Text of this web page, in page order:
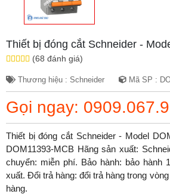
Thiết bị đóng cắt Schneider -
(68 đánh giá)
Thương hiệu : Schneider Mã SP :
Gọi ngay:
Thiết bị đóng cắt Schneider - Model
DOM11393-MCB Hãng sản xuất:
chuyển: miễn phí. Bảo hành: bảo hành
xuất. Đổi trả hàng: đổi trả hàng trong
hàng.